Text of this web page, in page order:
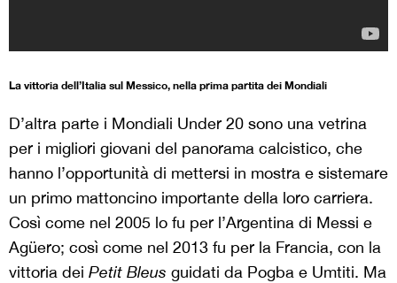
La vittoria dell’Italia sul Messico, nella prima partita dei Mondiali
D’altra parte i Mondiali Under 20 sono una vetrina
per i migliori giovani del panorama calcistico, che
hanno l’opportunità di mettersi in mostra e sistemare
un primo mattoncino importante della loro carriera.
Così come nel 2005 lo fu per l’Argentina di Messi e
Agüero; così come nel 2013 fu per la Francia, con la
vittoria dei Petit Bleus guidati da Pogba e Umtiti. Ma